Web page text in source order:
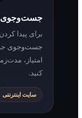
جست‌وجوی حرفه‌ای
برای پیدا کردن محتوای
جست‌وجوی حرفه‌ای سایت
امتیاز، مدت‌زمان،
سایت اینترنتی